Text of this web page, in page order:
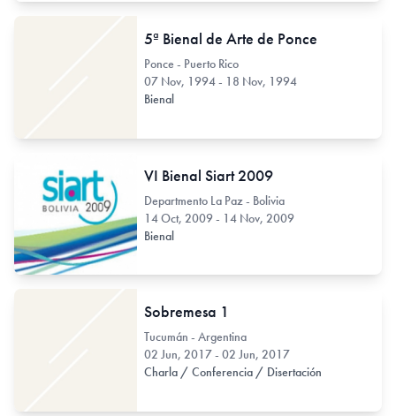
5ª Bienal de Arte de Ponce
Ponce - Puerto Rico
07 Nov, 1994 - 18 Nov, 1994
Bienal
VI Bienal Siart 2009
Departmento La Paz - Bolivia
14 Oct, 2009 - 14 Nov, 2009
Bienal
Sobremesa 1
Tucumán - Argentina
02 Jun, 2017 - 02 Jun, 2017
Charla / Conferencia / Disertación